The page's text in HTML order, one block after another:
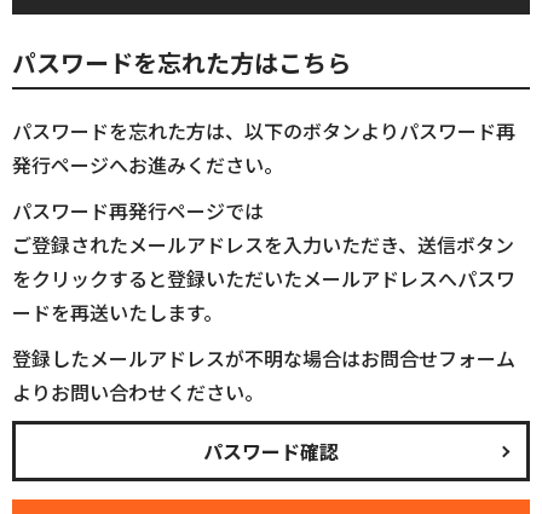
パスワードを忘れた方はこちら
パスワードを忘れた方は、以下のボタンよりパスワード再
発行ページへお進みください。
パスワード再発行ページでは
ご登録されたメールアドレスを入力いただき、送信ボタン
をクリックすると登録いただいたメールアドレスへパスワ
ードを再送いたします。
登録したメールアドレスが不明な場合はお問合せフォーム
よりお問い合わせください。
パスワード確認